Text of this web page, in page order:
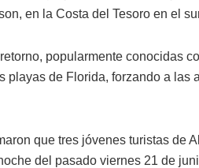
en la Costa del Tesoro en el
popularmente conocidas
playas de Florida, forzando a las
que tres jóvenes turistas de
del pasado viernes 21 de